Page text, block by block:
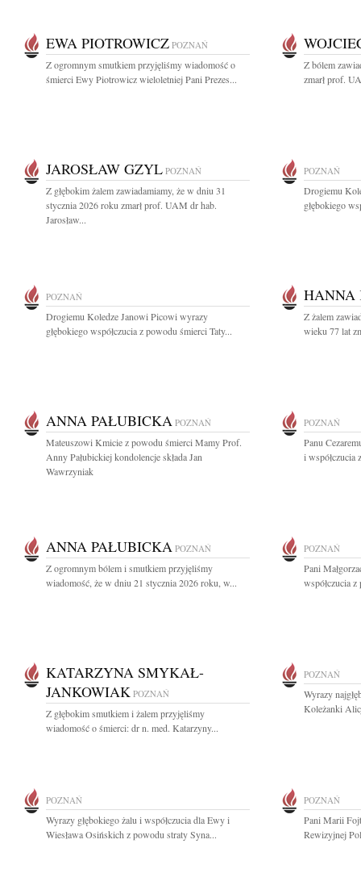
EWA PIOTROWICZ POZNAŃ
Z ogromnym smutkiem przyjęliśmy wiadomość o
śmierci Ewy Piotrowicz wieloletniej Pani Prezes...
Z bólem
zmarł prof.
JAROSŁAW GZYL POZNAŃ
Z głębokim żalem zawiadamiamy, że w dniu 31
stycznia 2026 roku zmarł prof. UAM dr hab.
Jarosław...
POZNAŃ
Drogiemu
głębokiego
POZNAŃ
Drogiemu Koledze Janowi Picowi wyrazy
głębokiego współczucia z powodu śmierci Taty...
HANNA
Z żalem
wieku 77 lat
ANNA PAŁUBICKA POZNAŃ
Mateuszowi Kmicie z powodu śmierci Mamy Prof.
Anny Pałubickiej kondolencje składa Jan
Wawrzyniak
POZNAŃ
Panu
i współczucia
ANNA PAŁUBICKA POZNAŃ
Z ogromnym bólem i smutkiem przyjęliśmy
wiadomość, że w dniu 21 stycznia 2026 roku, w...
POZNAŃ
Pani
współczucia
KATARZYNA SMYKAŁ-
JANKOWIAK POZNAŃ
Z głębokim smutkiem i żalem przyjęliśmy
wiadomość o śmierci: dr n. med. Katarzyny...
POZNAŃ
Wyrazy
Koleżanki
POZNAŃ
Wyrazy głębokiego żalu i współczucia dla Ewy i
Wiesława Osińskich z powodu straty Syna...
POZNAŃ
Pani Marii
Rewizyjnej